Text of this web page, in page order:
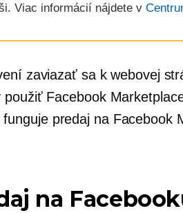
Viac informácií nájdete v
zaviazať sa k webovej
Facebook
predaj na Facebook
na